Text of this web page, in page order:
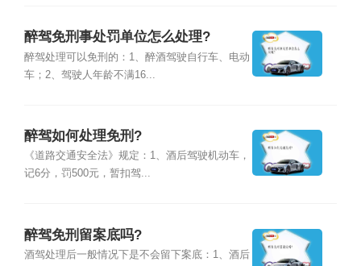
醉驾免刑事处罚单位怎么处理?
醉驾处理可以免刑的：1、醉酒驾驶自行车、电动
车；2、驾驶人年龄不满16...
醉驾如何处理免刑?
《道路交通安全法》规定：1、酒后驾驶机动车，
记6分，罚500元，暂扣驾...
醉驾免刑留案底吗?
酒驾处理后一般情况下是不会留下案底：1、酒后